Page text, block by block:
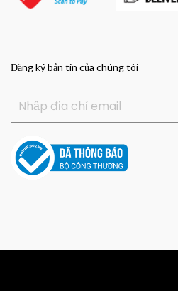
Đăng ký bản tin của chúng tôi
Copyright © 2022 Zago Store